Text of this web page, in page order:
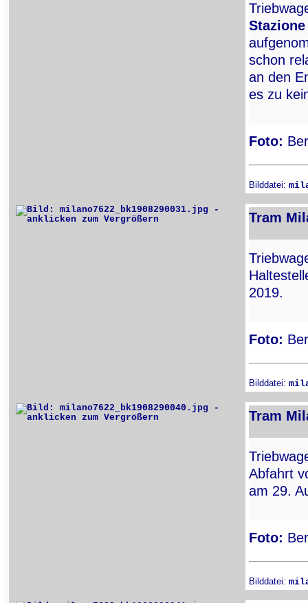
schon
an den
es zu
Foto:
Bilddatei:
Tram
2019.
Foto:
Bilddatei:
Tram
Abfahrt
am 29.
Foto:
Bilddatei: